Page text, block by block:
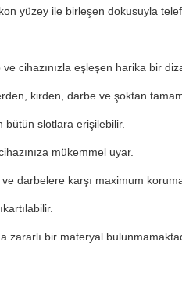
yüzey ile birleşen dokusuyla
cihazınızla eşleşen harika bir
kirden, darbe ve şoktan
bütün slotlara erişilebilir.
mükemmel uyar.
darbelere karşı maximum
zararlı bir materyal